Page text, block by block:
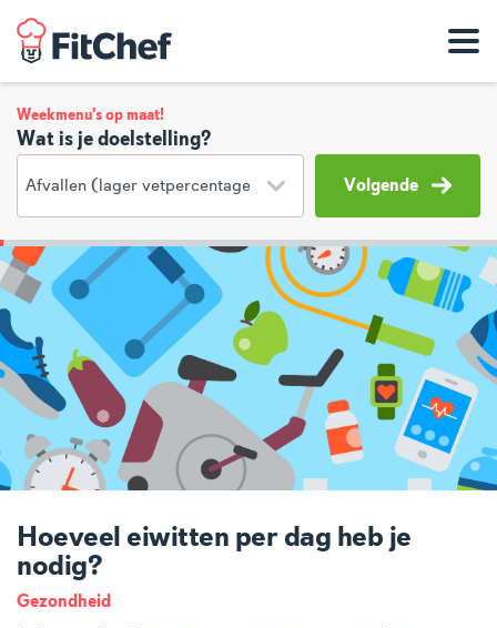
Weekmenu's op maat!
Wat is je doelstelling?
Volgende
Hoeveel eiwitten per dag heb je
nodig?
Gezondheid